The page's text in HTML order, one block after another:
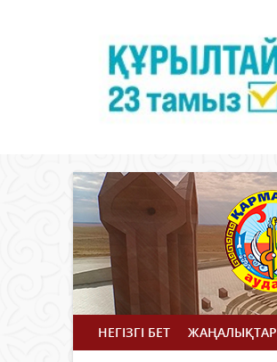
НЕГІЗГІ БЕТ ЖАҢАЛЫҚТАР